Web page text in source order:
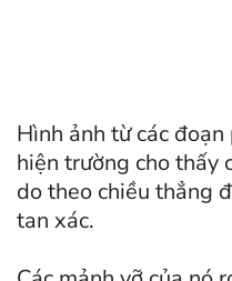
Hình ảnh từ các
hiện trường cho thấy
do theo chiều thẳng
tan xác.